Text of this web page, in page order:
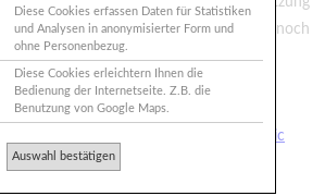
Wurzel auf diesem Röntgenbild noch
entfernt wirkt:
public/20260618/img-1775.heic
Diese Cookies erfassen Daten für Statistiken
und Analysen in anonymisierter Form und
ohne Personenbezug.
Diese Cookies erleichtern Ihnen die
Bedienung der Internetseite. Z.B. die
Benutzung von Google Maps.
Auswahl bestätigen